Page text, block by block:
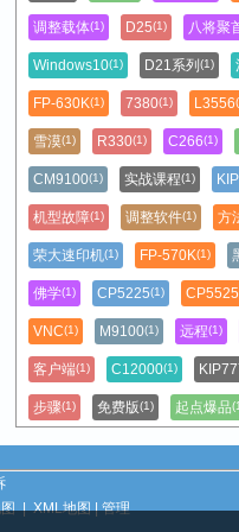
调整载体(1) D25(1) 八将聚
Windows10(1) D21系列(1)
FP-630K(1) 7380(1) L3556
雪漠(1) R330(1) C266(1)
CM9100(1) 实战课程(1)
机型故障(1) 调整软件(1) 方
荣大速印机(1) FP-570K(1)
佛学(1) CP5225(1) CP5525
VNC(1) M9100(1) 远程(1)
客户端(1) C12000(1)
步骤(1) 免费版(1) 起点爆品
|XML地图|管理